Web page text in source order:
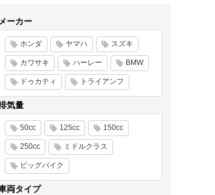
ーカー
ホンダ ヤマハ スズキ
カワサキ ハーレー BMW
ドゥカティ トライアンフ
気量
50cc 125cc 150cc
250cc ミドルクラス
ビッグバイク
両タイプ